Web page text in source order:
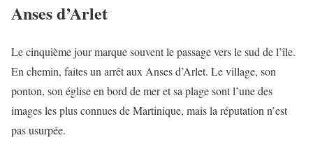
Anses d’Arlet
Le cinquième jour marque souvent le passage vers le sud de l’île.
En chemin, faites un arrêt aux Anses d’Arlet. Le village, son
ponton, son église en bord de mer et sa plage sont l’une des
images les plus connues de Martinique, mais la réputation n’est
pas usurpée.